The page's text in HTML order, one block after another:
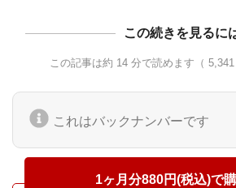
この続きを見るに
この記事は約 14 分で読めます（
これはバックナンバーです
1ヶ月分880円(税込)で